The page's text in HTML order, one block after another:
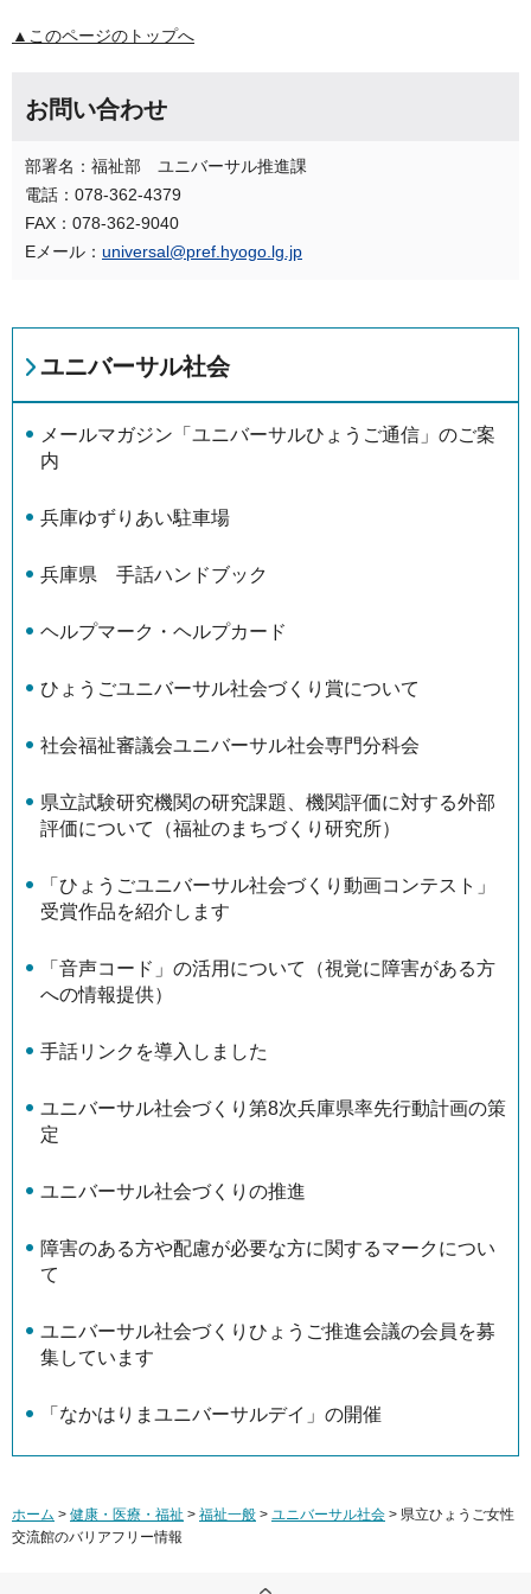
▲このページのトップへ
お問い合わせ
部署名：福祉部 ユニバーサル推進課
電話：078-362-4379
FAX：078-362-9040
Eメール： universal@pref.hyogo.lg.jp
ユニバーサル社会
メールマガジン「ユニバーサルひょうご通信」のご案
内
兵庫ゆずりあい駐車場
兵庫県 手話ハンドブック
ヘルプマーク・ヘルプカード
ひょうごユニバーサル社会づくり賞について
社会福祉審議会ユニバーサル社会専門分科会
県立試験研究機関の研究課題、機関評価に対する外部
評価について（福祉のまちづくり研究所）
「ひょうごユニバーサル社会づくり動画コンテスト」
受賞作品を紹介します
「音声コード」の活用について（視覚に障害がある方
への情報提供）
手話リンクを導入しました
ユニバーサル社会づくり第8次兵庫県率先行動計画の策
定
ユニバーサル社会づくりの推進
障害のある方や配慮が必要な方に関するマークについ
て
ユニバーサル社会づくりひょうご推進会議の会員を募
集しています
「なかはりまユニバーサルデイ」の開催
ホーム > 健康・医療・福祉 > 福祉一般 > ユニバーサル社会 > 県立ひょうご女性
交流館のバリアフリー情報